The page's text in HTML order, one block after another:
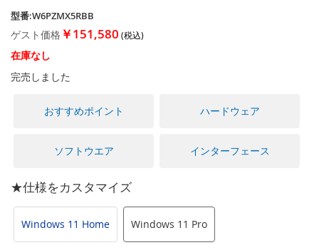
ギ
ャ
ラ
リ
ー
る
型番:W6PZMX5RBB
ゲスト価格 ￥151,580
在庫なし
完売しました
おすすめポイント ハードウェア
ソフトウエア インターフェース
★仕様をカスタマイズ
Windows 11 Home Windows 11 Pro